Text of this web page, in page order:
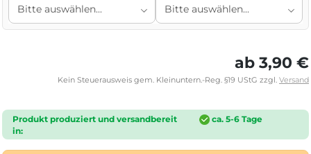
ab 3,90 €
Kein Steuerausweis gem. Kleinuntern.-Reg. §19 UStG zzgl. Versand
Produkt produziert und versandbereit
in:
ca. 5-6 Tage